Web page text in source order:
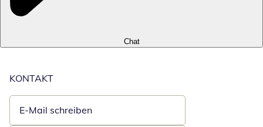
Chat
KONTAKT
E-Mail schreiben
Öffnet E-Mail-Client